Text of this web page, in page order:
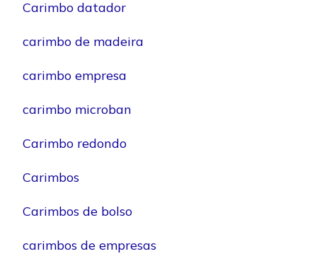
Carimbo datador
carimbo de madeira
carimbo empresa
carimbo microban
Carimbo redondo
Carimbos
Carimbos de bolso
carimbos de empresas